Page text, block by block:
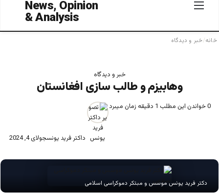
خانه/خبر و دیدگاه
خبر و دیدگاه
وهابیزم و طالب سازی افغانستان
داکتر فرید یونسجولای 4, 2024
0خواندن این مطلب 1 دقیقه زمان میبرد
دکتر فرید یونس موسس و مبتکر دموکراسی اسلامی